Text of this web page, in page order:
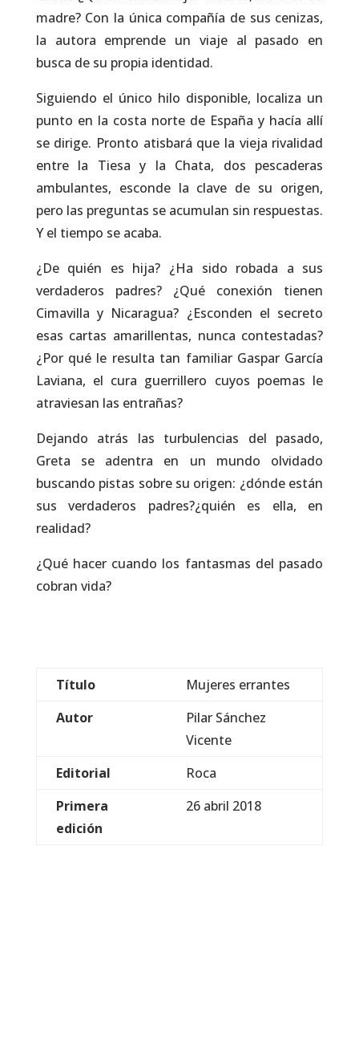
madre? Con la única compañía de sus cenizas,
la autora emprende un viaje al pasado en
busca de su propia identidad.
Siguiendo el único hilo disponible, localiza un
punto en la costa norte de España y hacía allí
se dirige. Pronto atisbará que la vieja rivalidad
entre la Tiesa y la Chata, dos pescaderas
ambulantes, esconde la clave de su origen,
pero las preguntas se acumulan sin respuestas.
Y el tiempo se acaba.
¿De quién es hija? ¿Ha sido robada a sus
verdaderos padres? ¿Qué conexión tienen
Cimavilla y Nicaragua? ¿Esconden el secreto
esas cartas amarillentas, nunca contestadas?
¿Por qué le resulta tan familiar Gaspar García
Laviana, el cura guerrillero cuyos poemas le
atraviesan las entrañas?
Dejando atrás las turbulencias del pasado,
Greta se adentra en un mundo olvidado
buscando pistas sobre su origen: ¿dónde están
sus verdaderos padres?¿quién es ella, en
realidad?
¿Qué hacer cuando los fantasmas del pasado
cobran vida?
Título
Mujeres errantes
Autor
Pilar Sánchez
Vicente
Editorial
Roca
Primera
edición
26 abril 2018